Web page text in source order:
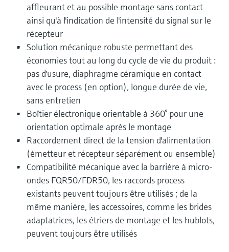
affleurant et au possible montage sans contact
ainsi qu'à l'indication de l'intensité du signal sur le
récepteur
Solution mécanique robuste permettant des
économies tout au long du cycle de vie du produit :
pas d'usure, diaphragme céramique en contact
avec le process (en option), longue durée de vie,
sans entretien
Boîtier électronique orientable à 360° pour une
orientation optimale après le montage
Raccordement direct de la tension d'alimentation
(émetteur et récepteur séparément ou ensemble)
Compatibilité mécanique avec la barrière à micro-
ondes FQR50/FDR50, les raccords process
existants peuvent toujours être utilisés ; de la
même manière, les accessoires, comme les brides
adaptatrices, les étriers de montage et les hublots,
peuvent toujours être utilisés